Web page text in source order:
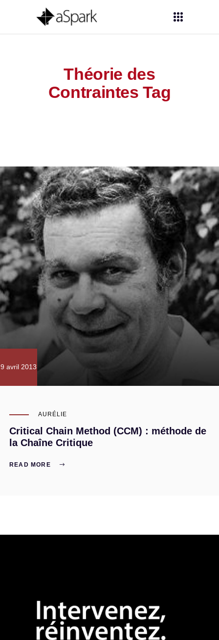
Théorie des
Contraintes Tag
9 avril 2013
AURÉLIE
Critical Chain Method (CCM) : méthode de
la Chaîne Critique
READ MORE